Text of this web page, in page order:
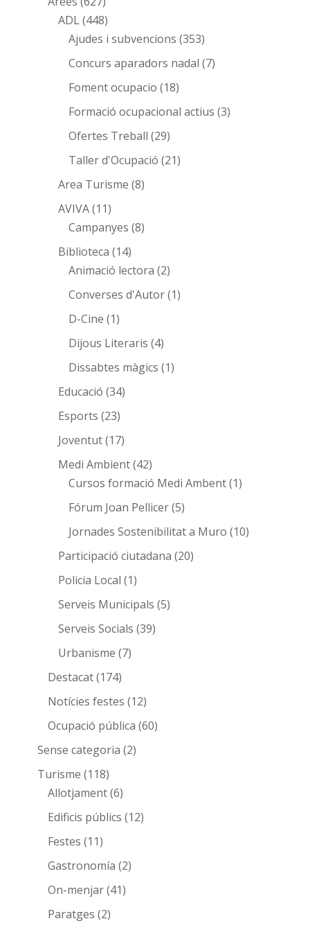
ADL(448)
Ajudes i subvencions (353)
Concurs aparadors nadal (7)
Foment ocupacio (18)
Formació ocupacional actius (3)
Ofertes Treball (29)
Taller d'Ocupació (21)
Area Turisme (8)
AVIVA(11)
Campanyes (8)
Biblioteca (14)
Animació lectora (2)
Converses d'Autor(1)
D-Cine (1)
Dijous Literaris (4)
Dissabtes màgics (1)
Educació (34)
Esports (23)
Joventut(17)
Medi Ambient(42)
Cursos formació Medi Ambent(1)
Fórum Joan Pellicer(5)
Jornades Sostenibilitat a Muro (10)
Participació ciutadana (20)
Policia Local (1)
Serveis Municipals (5)
Serveis Socials (39)
Urbanisme (7)
Destacat(174)
Notícies festes (12)
Ocupació pública (60)
Sense categoria (2)
Turisme (118)
Allotjament(6)
Edificis públics (12)
Festes (11)
Gastronomía (2)
On-menjar(41)
Paratges (2)